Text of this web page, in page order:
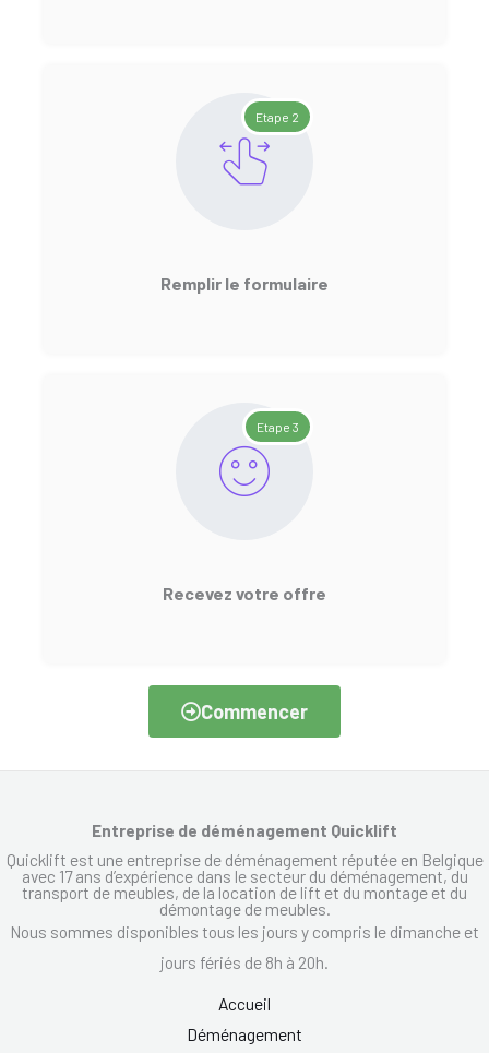
Etape 2
Remplir le formulaire
Etape 3
Recevez votre offre
Commencer
Entreprise de déménagement Quicklift
Quicklift est une entreprise de déménagement réputée en Belgique
avec 17 ans d’expérience dans le secteur du déménagement, du
transport de meubles, de la location de lift et du montage et du
démontage de meubles.
Nous sommes disponibles tous les jours y compris le dimanche et
jours fériés de 8h à 20h.
Accueil
Déménagement